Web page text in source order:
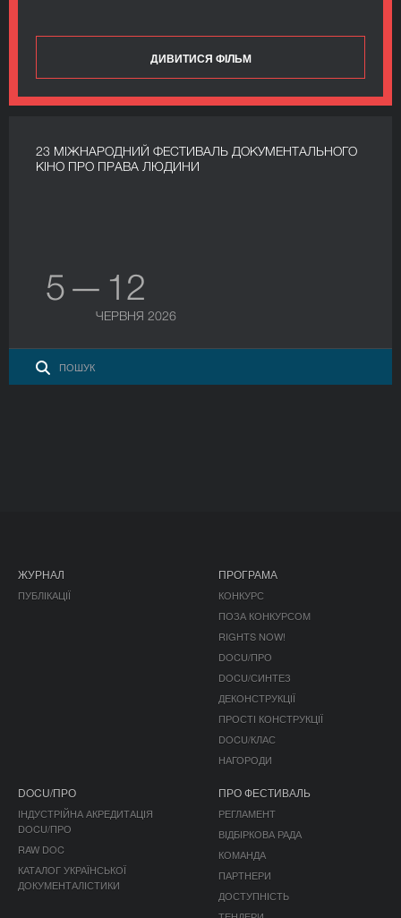
ДИВИТИСЯ ФІЛЬМ
23 МІЖНАРОДНИЙ ФЕСТИВАЛЬ ДОКУМЕНТАЛЬНОГО
КІНО ПРО ПРАВА ЛЮДИНИ
5 — 12
ЧЕРВНЯ 2026
ЖУРНАЛ
ПУБЛІКАЦІЇ
ПРОГРАМА
КОНКУРС
ПОЗА КОНКУРСОМ
RIGHTS NOW!
DOCU/ПРО
DOCU/СИНТЕЗ
ДЕКОНСТРУКЦІЇ
ПРОСТІ КОНСТРУКЦІЇ
DOCU/КЛАС
НАГОРОДИ
DOCU/ПРО
ІНДУСТРІЙНА АКРЕДИТАЦІЯ
DOCU/ПРО
RAW DOC
КАТАЛОГ УКРАЇНСЬКОЇ
ДОКУМЕНТАЛІСТИКИ
ПРО ФЕСТИВАЛЬ
РЕГЛАМЕНТ
ВІДБІРКОВА РАДА
КОМАНДА
ПАРТНЕРИ
ДОСТУПНІСТЬ